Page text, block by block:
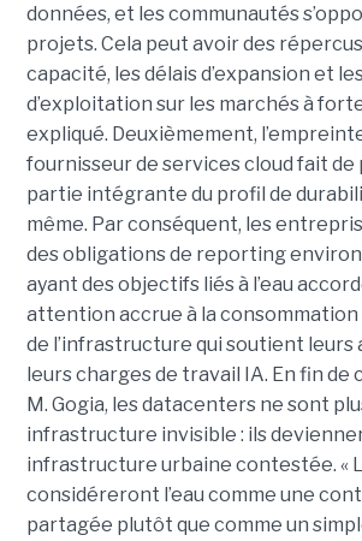
données, et les communautés
projets. Cela peut avoir des
capacité, les délais d’expansion et
d’exploitation sur les marchés à
expliqué. Deuxièmement,
fournisseur de services cloud fait de
partie intégrante du profil de
même. Par conséquent, les
des obligations de reporting
ayant des objectifs liés à l’eau
attention accrue à la consommation
de l’infrastructure qui soutient leurs
leurs charges de travail IA. En fin de
M. Gogia, les datacenters ne sont
infrastructure invisible : ils
infrastructure urbaine contestée. «
considéreront l’eau comme une
partagée plutôt que comme un